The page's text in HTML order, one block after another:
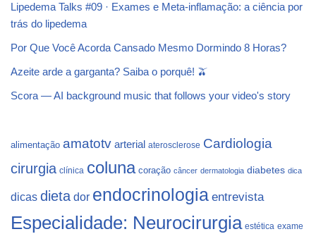
Lipedema Talks #09 · Exames e Meta-inflamação: a ciência por
trás do lipedema
Por Que Você Acorda Cansado Mesmo Dormindo 8 Horas?
Azeite arde a garganta? Saiba o porquê! 🫒
Scora — AI background music that follows your video's story
alimentação amatotv arterial aterosclerose Cardiologia
cirurgia clínica coluna coração câncer dermatologia diabetes dica
dicas dieta dor endocrinologia entrevista
Especialidade: Neurocirurgia estética exame